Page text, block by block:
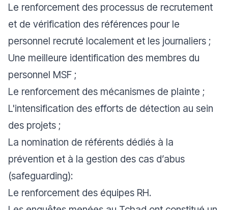
Le renforcement des processus de recrutement
et de vérification des références pour le
personnel recruté localement et les journaliers ;
Une meilleure identification des membres du
personnel MSF ;
Le renforcement des mécanismes de plainte ;
L'intensification des efforts de détection au sein
des projets ;
La nomination de référents dédiés à la
prévention et à la gestion des cas d’abus
(safeguarding):
Le renforcement des équipes RH.